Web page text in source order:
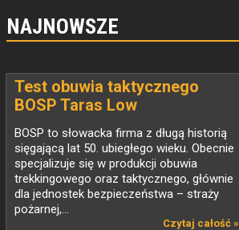
NAJNOWSZE
Test obuwia taktycznego
BOSP Taras Low
BOSP to słowacka firma z długą historią
sięgającą lat 50. ubiegłego wieku. Obecnie
specjalizuje się w produkcji obuwia
trekkingowego oraz taktycznego, głównie
dla jednostek bezpieczeństwa – straży
pożarnej,...
Czytaj całość »